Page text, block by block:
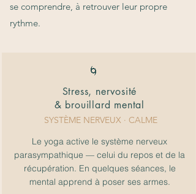
se comprendre, à retrouver leur propre
rythme.
🌀
Stress, nervosité
& brouillard mental
SYSTÈME NERVEUX · CALME
Le yoga active le système nerveux
parasympathique — celui du repos et de la
récupération. En quelques séances, le
mental apprend à poser ses armes.